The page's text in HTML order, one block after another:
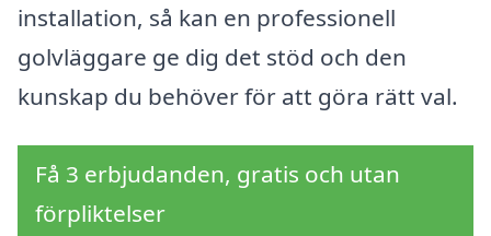
installation, så kan en professionell
golvläggare ge dig det stöd och den
kunskap du behöver för att göra rätt val.
Få 3 erbjudanden, gratis och utan
förpliktelser